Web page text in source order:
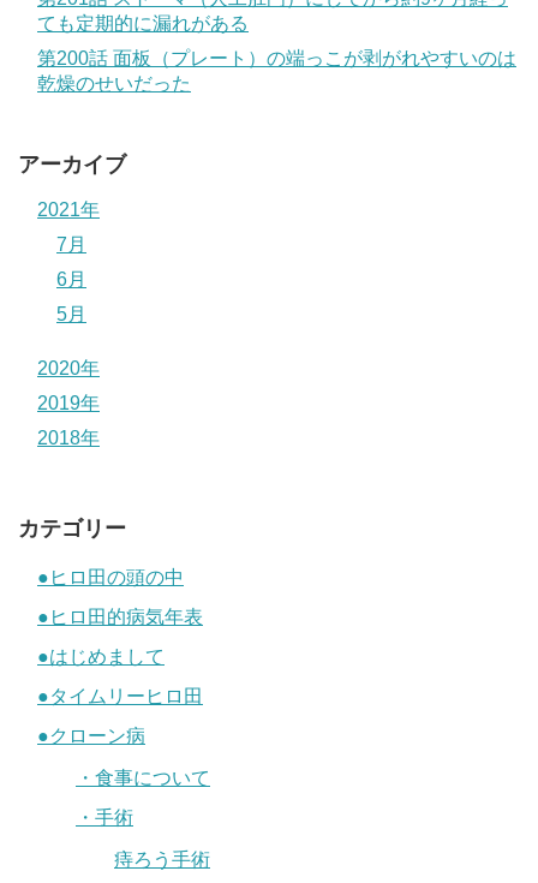
ても定期的に漏れがある
第200話 面板（プレート）の端っこが剥がれやすいのは
乾燥のせいだった
アーカイブ
2021年
7月
6月
5月
2020年
2019年
2018年
カテゴリー
●ヒロ田の頭の中
●ヒロ田的病気年表
●はじめまして
●タイムリーヒロ田
●クローン病
・食事について
・手術
痔ろう手術